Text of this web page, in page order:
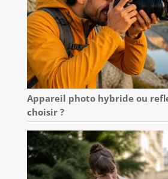
Appareil photo hybride ou
choisir ?